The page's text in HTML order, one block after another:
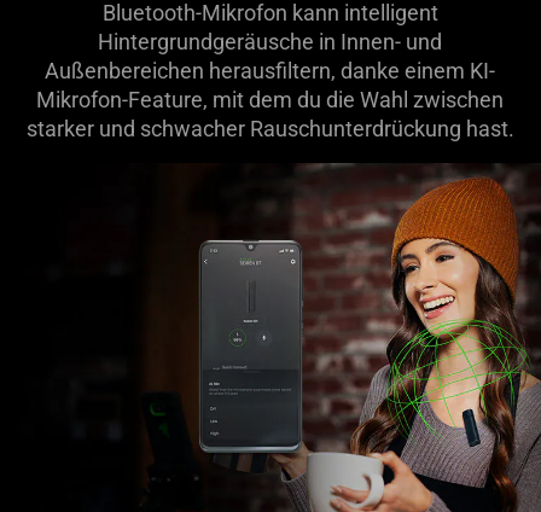
Bluetooth-Mikrofon kann intelligent
Hintergrundgeräusche in Innen- und
Außenbereichen herausfiltern, danke einem KI-
Mikrofon-Feature, mit dem du die Wahl zwischen
starker und schwacher Rauschunterdrückung hast.